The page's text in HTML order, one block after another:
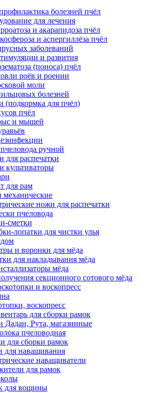
болезней пчёл
для лечения
и акарапидоза пчёл
и аспергиллёза пчёл
заболеваний
и развития
(поноса) пчёл
роёв и роении
моли
болезней
(подкормка для пчёл)
пчёл
и мышей
ручной
для распечатки
культиваторы
для рам
ножи для распечатки
пчеловода
сметки
лопатки для чистки улья
и воронки для мёда
для накладывания мёда
мёда
секционного сотового мёда
и воскопресс
воскопресс
для сборки рамок
Дадан, Рута, магазинные
пчеловодная
для сборки рамок
для наващивания
наващиватели
для рамок
для вощины